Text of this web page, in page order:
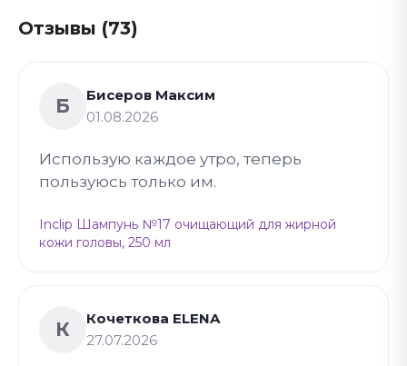
Отзывы (73)
Б
Бисеров Максим
01.08.2026
Использую каждое утро, теперь
пользуюсь только им.
Inclip Шампунь №17 очищающий для жирной
кожи головы, 250 мл
К
Кочеткова ELENA
27.07.2026